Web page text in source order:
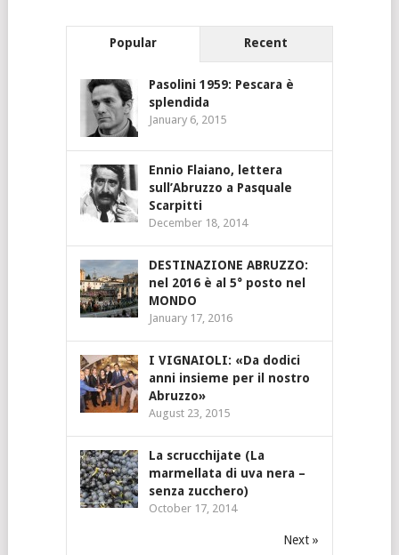
Popular Recent
Pasolini 1959: Pescara è
splendida
January 6, 2015
Ennio Flaiano, lettera
sull’Abruzzo a Pasquale
Scarpitti
December 18, 2014
DESTINAZIONE ABRUZZO:
nel 2016 è al 5° posto nel
MONDO
January 17, 2016
I VIGNAIOLI: «Da dodici
anni insieme per il nostro
Abruzzo»
August 23, 2015
La scrucchijate (La
marmellata di uva nera –
senza zucchero)
October 17, 2014
Next »